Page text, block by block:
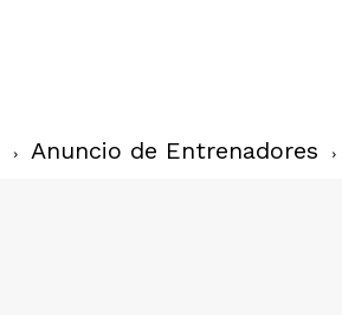
Anuncio de Entrenadores